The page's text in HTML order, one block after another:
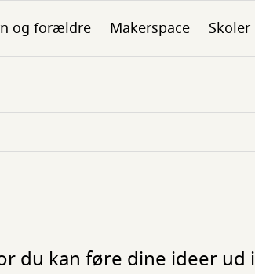
og forældre Makerspace Skoler
du kan føre dine ideer ud i